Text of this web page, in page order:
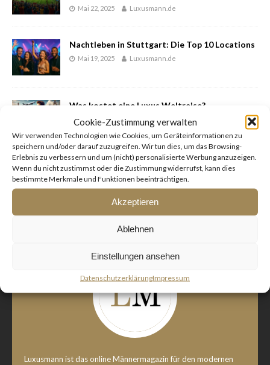
Cookie-Zustimmung verwalten
Wir verwenden Technologien wie Cookies, um Geräteinformationen zu
speichern und/oder darauf zuzugreifen. Wir tun dies, um das Browsing-
Erlebnis zu verbessern und um (nicht) personalisierte Werbung anzuzeigen.
Wenn du nicht zustimmst oder die Zustimmung widerrufst, kann dies
bestimmte Merkmale und Funktionen beeinträchtigen.
Akzeptieren
Ablehnen
Einstellungen ansehen
DatenschutzerklärungImpressum
Mai 22, 2025 Luxusmann.de
Nachtleben in Stuttgart: Die Top 10 Locations
Mai 19, 2025 Luxusmann.de
Was kostet eine Luxus Weltreise?
Februar 17, 2025 Luxusmann.de
1 2 … 9 »
LUXUSMANN – MÄNNERMAGAZIN
Luxusmann ist das online Männermagazin für den modernen